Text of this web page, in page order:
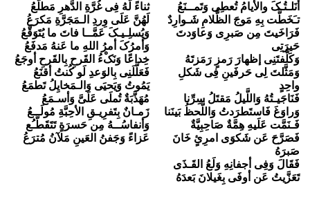
أنَلـتُـکَ والأیامُ تُعطِی وَتَمــنَعُ
تـَخَطَّت بِهِ مَوجَ الظَّلامِ شَـوارِدٌ
فَرَاخَیتَ مِن صَبرِی وَعاوَدتَ
حَیرَتِی
وَکَلَّفتَنِی إظهارَ رَمزٍ رَمَزتَهُ
وَمَثَّلتَ لِی حَرفَینِ فِی شَکلِ
واحِدٍ
فَنَاجَیـتُهُ وَاللَّیلُ مَقتَلُ سِرِّنا
وَراوَغَ فَاستَطرَدتُ وَاللَّحظُ بَینَنا
فَـنَمَّت عَلَیهِ هِمَّةٌ صَاحِبِیَّةٌ
فَصَرَّحَ عَن شَکوَى امرِئٍ خَانَ
صَبرَهُ
فَقَالَ وَفِی أجفانِهِ وَلَعُ القَـذَى
تَعَزَّیتُ عَن أوفَى بِغَیلانَ بَعدَهُ
ثناءً لَهُ فِی غُرَّةِ الدَّهرِ مَطلَعُ
لَهُنَّ عَلَى وِردِ الـمَجَرَّةِ مَکرَعُ
وَیُسلِـیـکَ عَمَّــا فاتَ ما یُتَوَقَّعُ
وَأمرُکَ أمرُ اللهِ ما عَنهُ مَدفَعُ
خِداعًا وَنَکْءُ القَرحِ بِالقَرحِ أوجَعُ
فَعَلَّلَنِی بِالوَعدِ لَو کُنتُ أقنَعُ
یَمُوتُ وَیَحیَى وَالـمَخایِلُ تَطمَعُ
مُهَذَّبَةٌ تُملَى عَلَیَّ وَأسـمَعُ
زَمـانٌ بِتَفرِیـقِ الأحِبَّةِ مُولَــعُ
وَأنفاسُــهُ مِن حَسرَةٍ تَتَقَطَّـُع
عَزاءً وَجَفنُ العَینِ مَلآنُ مُترَعُ